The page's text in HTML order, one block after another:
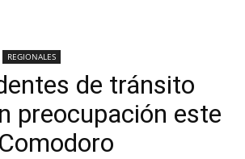
REGIONALES
de tránsito
preocupación este